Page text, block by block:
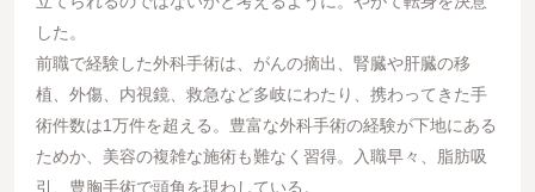
した。
前職で経験した外科手術は、がんの摘出、腎臓や肝臓の移
植、外傷、内視鏡、救急など多岐にわたり、携わってきた手
術件数は1万件を超える。豊富な外科手術の経験が下地にある
ためか、美容の複雑な施術も難なく習得。入職早々、脂肪吸
引、豊胸手術で頭角を現わしている。